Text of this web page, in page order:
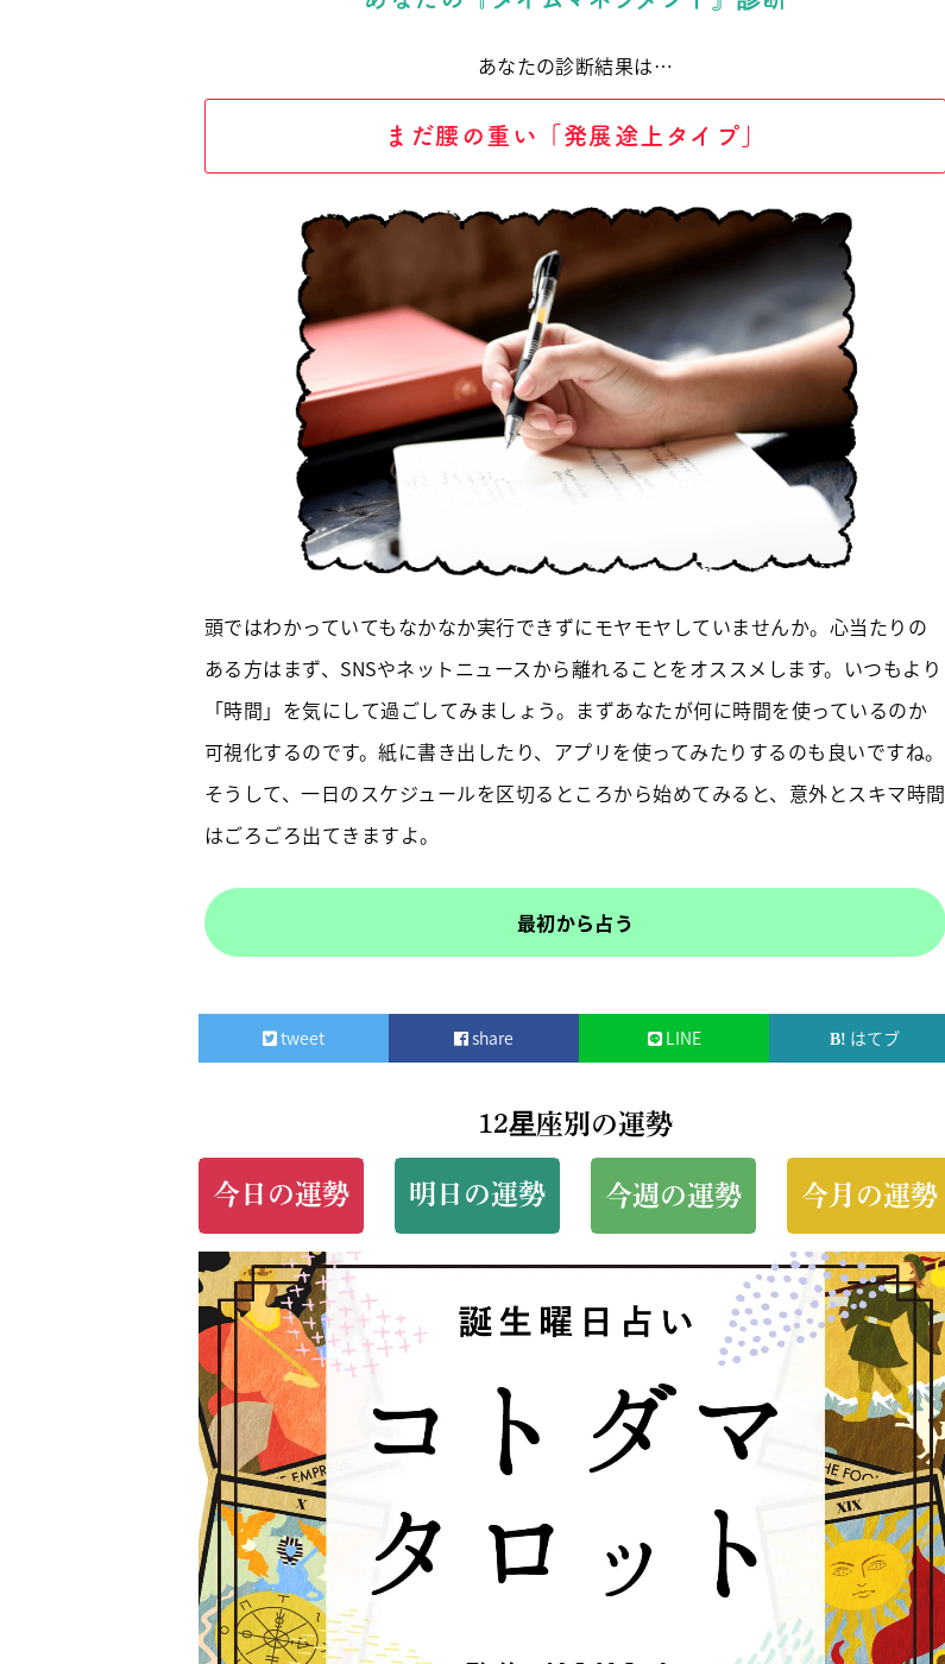
あなたの診断結果は…
まだ腰の重い「発展途上タイプ」
頭ではわかっていてもなかなか実行できずにモヤモヤしていませんか。心当たりの
ある方はまず、SNSやネットニュースから離れることをオススメします。いつもより
「時間」を気にして過ごしてみましょう。まずあなたが何に時間を使っているのか
可視化するのです。紙に書き出したり、アプリを使ってみたりするのも良いですね。
そうして、一日のスケジュールを区切るところから始めてみると、意外とスキマ時間
はごろごろ出てきますよ。
最初から占う
tweet share LINE はてブ
12星座別の運勢
今日の運勢 明日の運勢 今週の運勢 今月の運勢